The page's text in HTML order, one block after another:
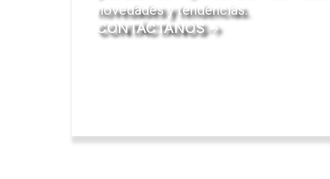
novedades y tendencias.
CONTÁCTANOS